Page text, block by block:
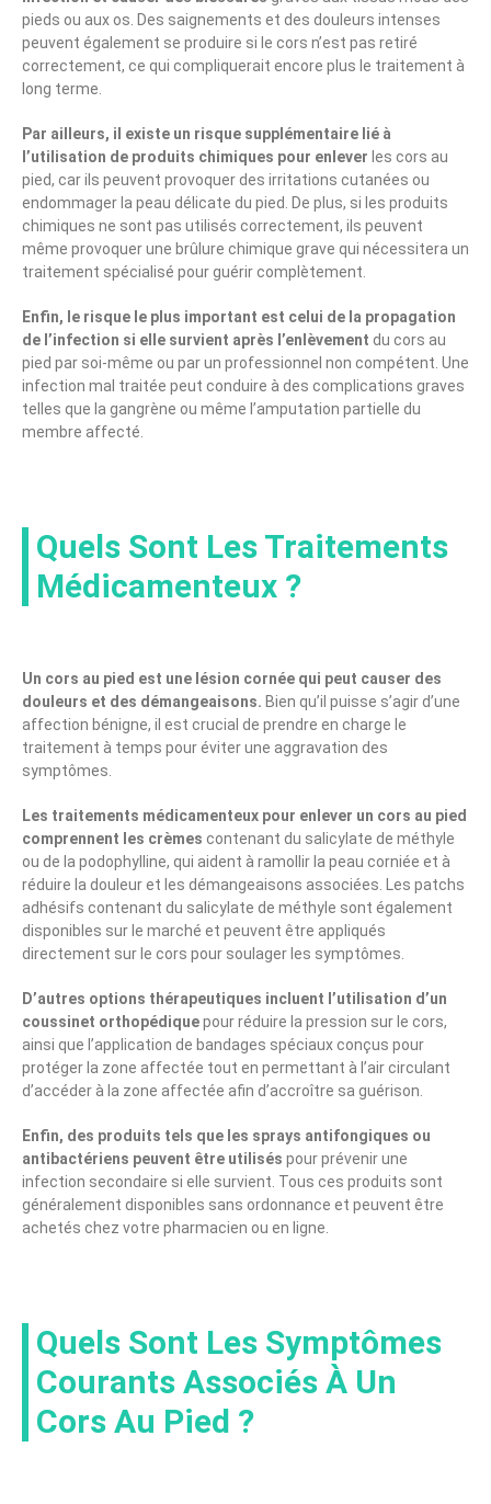
pieds ou aux os. Des saignements et des douleurs intenses
peuvent également se produire si le cors n’est pas retiré
correctement, ce qui compliquerait encore plus le traitement à
long terme.
Par ailleurs, il existe un risque supplémentaire lié à
l’utilisation de produits chimiques pour enlever les cors au
pied, car ils peuvent provoquer des irritations cutanées ou
endommager la peau délicate du pied. De plus, si les produits
chimiques ne sont pas utilisés correctement, ils peuvent
même provoquer une brûlure chimique grave qui nécessitera un
traitement spécialisé pour guérir complètement.
Enfin, le risque le plus important est celui de la propagation
de l’infection si elle survient après l’enlèvement du cors au
pied par soi-même ou par un professionnel non compétent. Une
infection mal traitée peut conduire à des complications graves
telles que la gangrène ou même l’amputation partielle du
membre affecté.
Quels Sont Les Traitements
Médicamenteux ?
Un cors au pied est une lésion cornée qui peut causer des
douleurs et des démangeaisons. Bien qu’il puisse s’agir d’une
affection bénigne, il est crucial de prendre en charge le
traitement à temps pour éviter une aggravation des
symptômes.
Les traitements médicamenteux pour enlever un cors au pied
comprennent les crèmes contenant du salicylate de méthyle
ou de la podophylline, qui aident à ramollir la peau corniée et à
réduire la douleur et les démangeaisons associées. Les patchs
adhésifs contenant du salicylate de méthyle sont également
disponibles sur le marché et peuvent être appliqués
directement sur le cors pour soulager les symptômes.
D’autres options thérapeutiques incluent l’utilisation d’un
coussinet orthopédiquepour réduire la pression sur le cors,
ainsi que l’application de bandages spéciaux conçus pour
protéger la zone affectée tout en permettant à l’air circulant
d’accéder à la zone affectée afin d’accroître sa guérison.
Enfin, des produits tels que les sprays antifongiques ou
antibactériens peuvent être utilisés pour prévenir une
infection secondaire si elle survient. Tous ces produits sont
généralement disponibles sans ordonnance et peuvent être
achetés chez votre pharmacien ou en ligne.
Quels Sont Les Symptômes
Courants Associés À Un
Cors Au Pied ?